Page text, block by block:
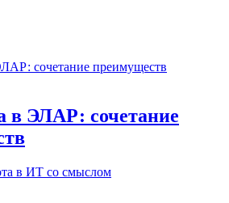
в ЭЛАР: сочетание